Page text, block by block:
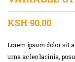
Original
was:
KSh 112.00.
KSH 90.00Current
is:
KSh
Lorem ipsum dolor sit
urna ac leo lacinia,